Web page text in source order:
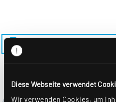
Diese Webseite verwendet
Wir verwenden Cookies, um